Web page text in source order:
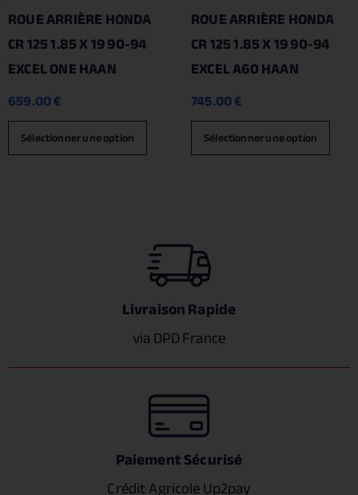
ROUE ARRIÈRE HONDA
CR 125 1.85 X 19 90-94
EXCEL ONE HAAN
659.00€
Sélectionner une option
ROUE ARRIÈRE HONDA
CR 125 1.85 X 19 90-94
EXCEL A60 HAAN
745.00€
Sélectionner une option
Livraison Rapide
via DPD France
Paiement Sécurisé
Crédit Agricole Up2pay